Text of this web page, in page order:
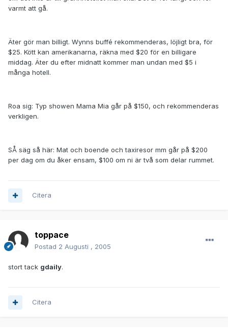
varmt att gå.
Äter gör man billigt. Wynns buffé rekommenderas, löjligt bra, för
$25. Kött kan amerikanarna, räkna med $20 för en billigare
middag. Äter du efter midnatt kommer man undan med $5 i
många hotell.
Roa sig: Typ showen Mama Mia går på $150, och rekommenderas
verkligen.
SÅ säg så här: Mat och boende och taxiresor mm går på $200
per dag om du åker ensam, $100 om ni är två som delar rummet.
Citera
toppace
Postad 2 Augusti , 2005
stort tack gdaily.
Citera